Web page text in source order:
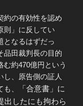
約の有効性を認め
則」に反してい
となるはずだっ
品田裁判長の目的
約470億円という
し、原告側の証人
、
「合意書」に
出したにも拘わら